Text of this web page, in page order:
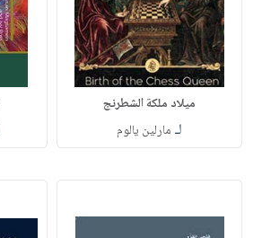
ميلاد ملكة الشطرنج
لـ مارلين يالوم